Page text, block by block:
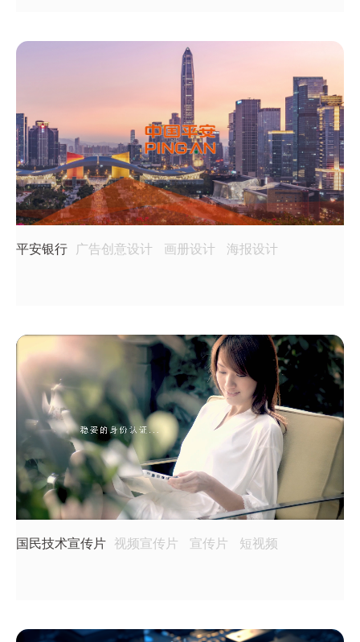
平安银行 广告创意设计 画册设计 海报设计
国民技术宣传片 视频宣传片 宣传片 短视频